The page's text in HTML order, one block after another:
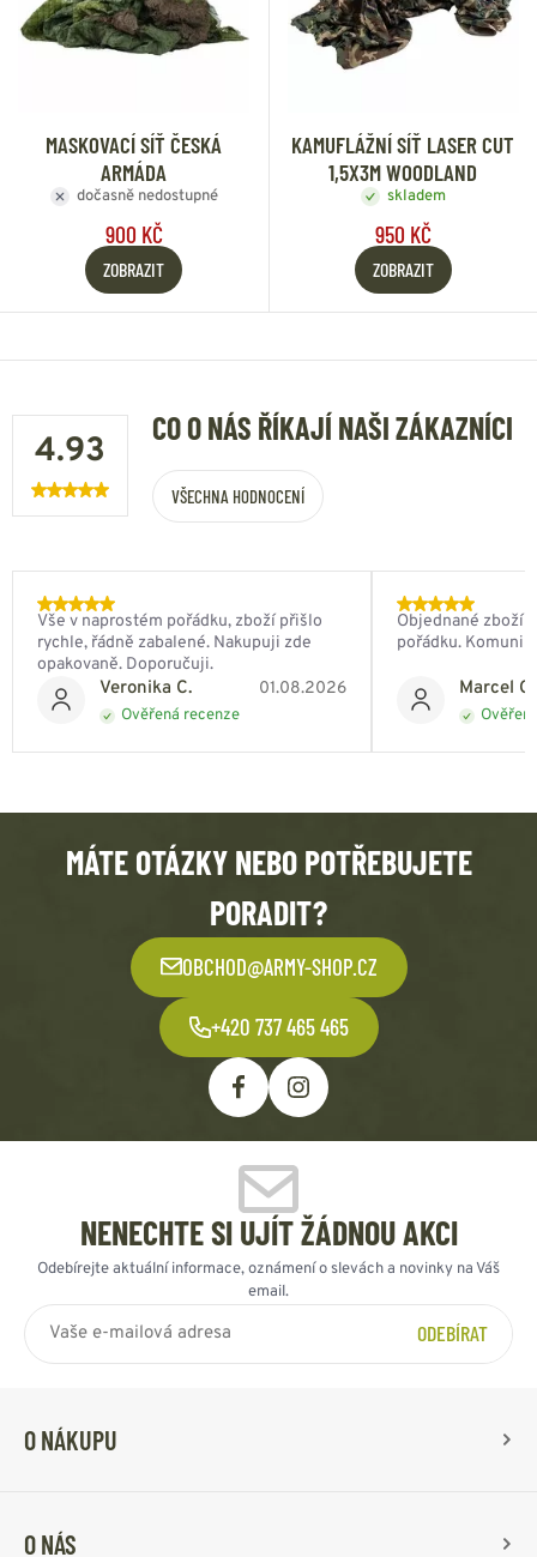
MASKOVACÍ SÍŤ ČESKÁ
ARMÁDA
dočasně nedostupné
900 KČ
ZOBRAZIT
KAMUFLÁŽNÍ SÍŤ LASER CUT
1,5X3M WOODLAND
skladem
950 KČ
ZOBRAZIT
4.93
CO O NÁS ŘÍKAJÍ NAŠI ZÁKAZNÍCI
VŠECHNA HODNOCENÍ
Veronika C. 01.08.2026
Ověřená recenze
Vše v naprostém pořádku, zboží přišlo
rychle, řádně zabalené. Nakupuji zde
opakovaně. Doporučuji.
Marcel
Objednané zboží
pořádku.
MÁTE OTÁZKY NEBO POTŘEBUJETE
PORADIT?
OBCHOD@ARMY-SHOP.CZ
+420 737 465 465
NENECHTE SI UJÍT ŽÁDNOU AKCI
Odebírejte aktuální informace, oznámení o slevách a novinky na Váš
email.
ODEBÍRAT
O NÁKUPU
O NÁS